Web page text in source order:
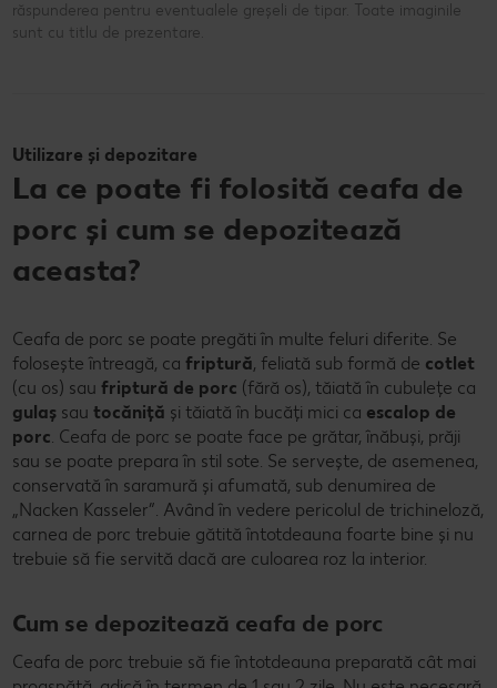
răspunderea pentru eventualele greșeli de tipar. Toate imaginile
sunt cu titlu de prezentare.
Utilizare și depozitare
La ce poate fi folosită ceafa de
porc și cum se depozitează
aceasta?
Ceafa de porc se poate pregăti în multe feluri diferite. Se
folosește întreagă, ca friptură, feliată sub formă de cotlet
(cu os) sau friptură de porc (fără os), tăiată în cubulețe ca
gulaș sau tocăniță și tăiată în bucăți mici ca escalop de
porc. Ceafa de porc se poate face pe grătar, înăbuși, prăji
sau se poate prepara în stil sote. Se servește, de asemenea,
conservată în saramură și afumată, sub denumirea de
„Nacken Kasseler”. Având în vedere pericolul de trichineloză,
carnea de porc trebuie gătită întotdeauna foarte bine și nu
trebuie să fie servită dacă are culoarea roz la interior.
Cum se depozitează ceafa de porc
Ceafa de porc trebuie să fie întotdeauna preparată cât mai